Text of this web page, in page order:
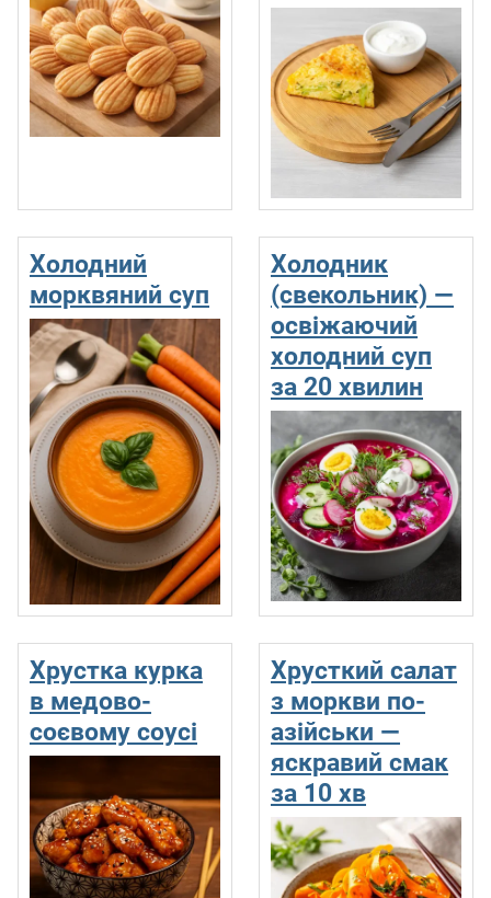
Холодний
морквяний суп
Холодник
(свекольник) —
освіжаючий
холодний суп
за 20 хвилин
Хрустка курка
в медово-
соєвому соусі
Хрусткий салат
з моркви по-
азійськи —
яскравий смак
за 10 хв